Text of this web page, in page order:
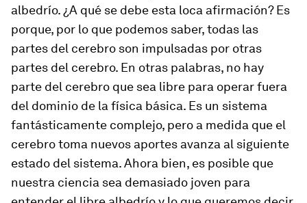
albedrío. ¿A qué se debe esta loca afirmación? Es
porque, por lo que podemos saber, todas las
partes del cerebro son impulsadas por otras
partes del cerebro. En otras palabras, no hay
parte del cerebro que sea libre para operar fuera
del dominio de la física básica. Es un sistema
fantásticamente complejo, pero a medida que el
cerebro toma nuevos aportes avanza al siguiente
estado del sistema. Ahora bien, es posible que
nuestra ciencia sea demasiado joven para